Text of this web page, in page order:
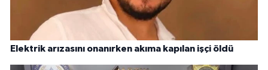
Elektrik arızasını onanırken akıma kapılan işçi öldü